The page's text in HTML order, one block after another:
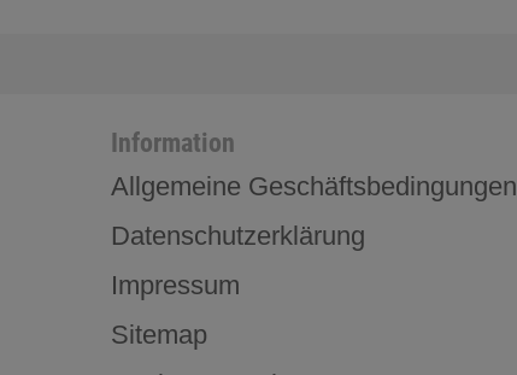
Information
Allgemeine Geschäftsbedingungen
Datenschutzerklärung
Impressum
Sitemap